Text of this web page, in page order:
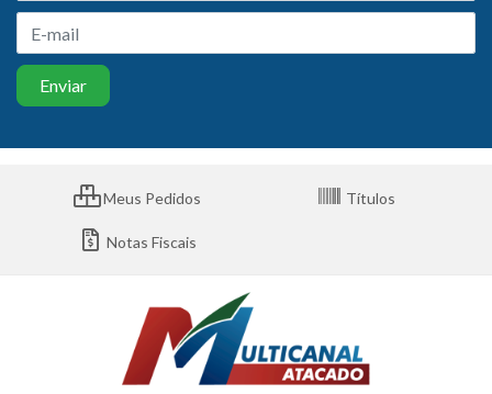
Meus Pedidos Títulos
Notas Fiscais